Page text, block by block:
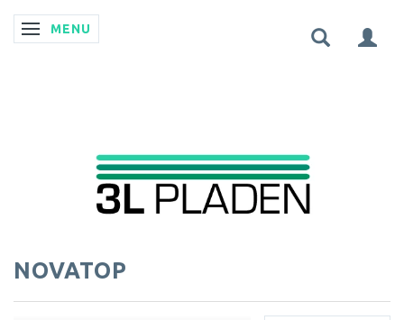
SKIFTE NAVIGATION
MENU
NOVATOP